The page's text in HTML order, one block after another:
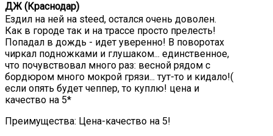
ДЖ (Краснодар)
Ездил на ней на steed, остался очень доволен.
Как в городе так и на трассе просто прелесть!
Попадал в дождь - идет уверенно! В поворотах
чиркал подножками и глушаком... единственное,
что почувствовал много раз: весной рядом с
бордюром много мокрой грязи... тут-то и кидало!(
если опять будет чеппер, то куплю! цена и
качество на 5*
Преимущества: Цена-качество на 5!